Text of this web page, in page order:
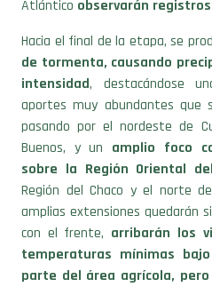
Atlántico observarán
Hacia el final de la etapa, se
de tormenta, causando
intensidad, destacándose
aportes muy abundantes que
pasando por el nordeste de
Buenos, y un amplio foco
sobre la Región Oriental
Región del Chaco y el norte
amplias extensiones quedarán
con el frente, arribarán los
temperaturas mínimas
parte del área agrícola,